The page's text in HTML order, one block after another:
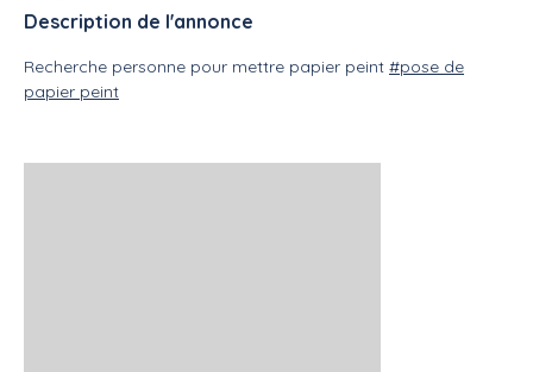
Description de l'annonce
Recherche personne pour mettre papier peint #pose de
papier peint